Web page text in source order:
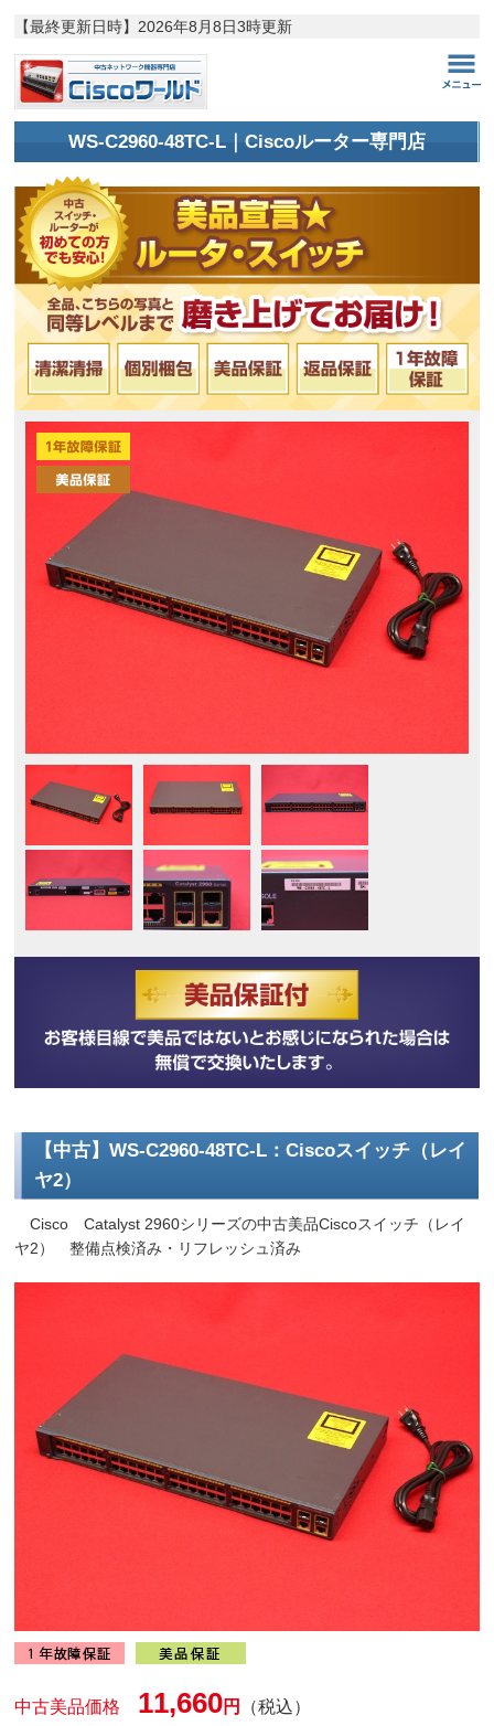
【最終更新日時】2026年8月8日3時更新
WS-C2960-48TC-L｜Ciscoルーター専門店
【中古】WS-C2960-48TC-L：Ciscoスイッチ（レイ
ヤ2）
Cisco Catalyst 2960シリーズの中古美品Ciscoスイッチ（レイ
ヤ2） 整備点検済み・リフレッシュ済み
中古美品価格 11,660円 （税込）